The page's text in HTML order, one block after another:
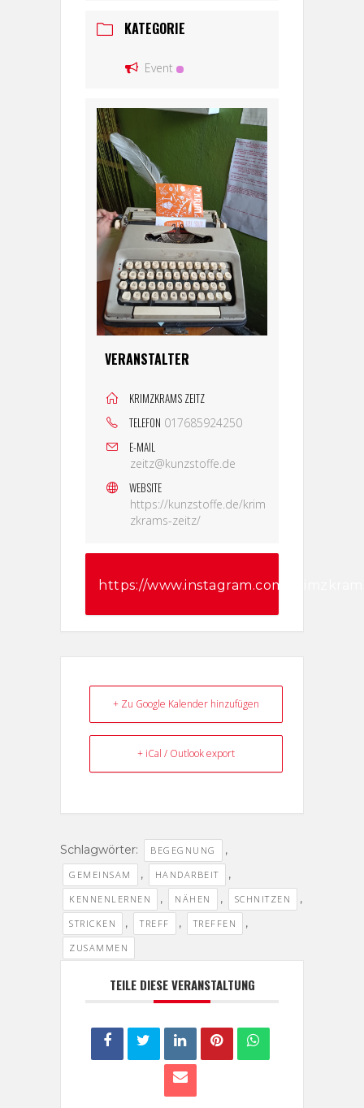
KATEGORIE
Event
VERANSTALTER
KRIMZKRAMS ZEITZ
TELEFON 017685924250
E-MAIL
zeitz@kunzstoffe.de
WEBSITE
https://kunzstoffe.de/krim
zkrams-zeitz/
https://www.instagram.com/
+ Zu Google Kalender hinzufügen
+ iCal / Outlook export
Schlagwörter: BEGEGNUNG ,
GEMEINSAM , HANDARBEIT ,
KENNENLERNEN , NÄHEN , SCHNITZEN ,
STRICKEN , TREFF , TREFFEN ,
ZUSAMMEN
TEILE DIESE VERANSTALTUNG